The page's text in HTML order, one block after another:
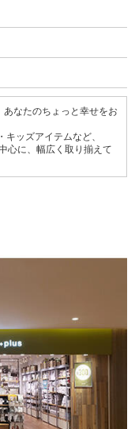
なたのちょっと幸せをお
ッズアイテムなど、
心に、幅広く取り揃えて